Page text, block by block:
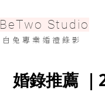
​BeTwo Studio
​白 兔 專 業 婚 禮 錄 影
婚錄推薦